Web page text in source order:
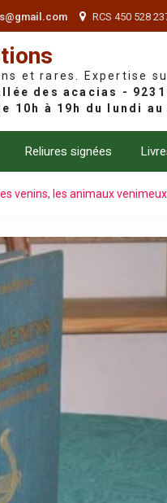
RCS 450 528
et rares. Expertise
Reliures signées
venins, les animaux